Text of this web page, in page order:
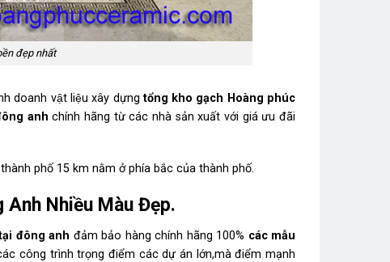
đẹp nhất
doanh vật liệu xây dựng tổng kho gạch Hoàng phúc
anh chính hãng từ các nhà sản xuất với giá ưu đãi
phố 15 km nằm ở phía bắc của thành phố.
Anh Nhiều Màu Đẹp.
đông anh đảm bảo hàng chính hãng 100% các mẫu
công trình trọng điểm các dự án lớn,mà điểm mạnh